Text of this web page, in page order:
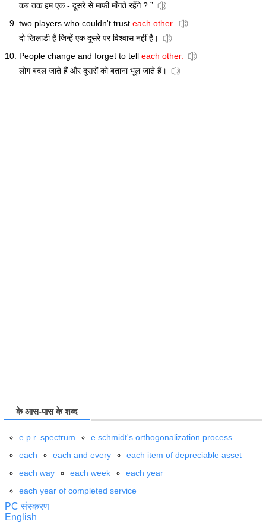
कब तक हम एक - दूसरे से माफ़ी माँगते रहेंगे ? ”
two players who couldn't trust each other.
दो खिलाडी है जिन्हें एक दूसरे पर विश्वास नहीं है।
People change and forget to tell each other.
लोग बदल जाते हैं और दूसरों को बताना भूल जाते हैं।
के आस-पास के शब्द
e.p.r. spectrum
e.schmidt's orthogonalization process
each
each and every
each item of depreciable asset
each way
each week
each year
each year of completed service
PC संस्करण
English